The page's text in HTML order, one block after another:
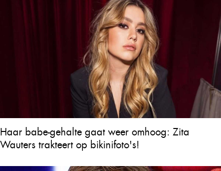
Haar babe-gehalte gaat weer omhoog: Zita
Wauters trakteert op bikinifoto's!